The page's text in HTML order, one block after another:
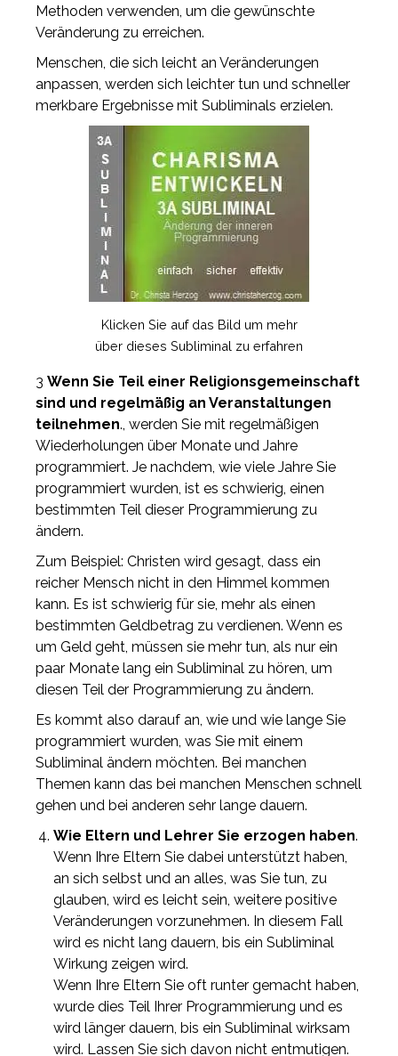
Methoden verwenden, um die gewünschte
Veränderung zu erreichen.
Menschen, die sich leicht an Veränderungen
anpassen, werden sich leichter tun und schneller
merkbare Ergebnisse mit Subliminals erzielen.
Klicken Sie auf das Bild um mehr
über dieses Subliminal zu erfahren
3 Wenn Sie Teil einer Religionsgemeinschaft
sind und regelmäßig an Veranstaltungen
teilnehmen., werden Sie mit regelmäßigen
Wiederholungen über Monate und Jahre
programmiert. Je nachdem, wie viele Jahre Sie
programmiert wurden, ist es schwierig, einen
bestimmten Teil dieser Programmierung zu
ändern.
Zum Beispiel: Christen wird gesagt, dass ein
reicher Mensch nicht in den Himmel kommen
kann. Es ist schwierig für sie, mehr als einen
bestimmten Geldbetrag zu verdienen. Wenn es
um Geld geht, müssen sie mehr tun, als nur ein
paar Monate lang ein Subliminal zu hören, um
diesen Teil der Programmierung zu ändern.
Es kommt also darauf an, wie und wie lange Sie
programmiert wurden, was Sie mit einem
Subliminal ändern möchten. Bei manchen
Themen kann das bei manchen Menschen schnell
gehen und bei anderen sehr lange dauern.
Wie Eltern und Lehrer Sie erzogen haben.
Wenn Ihre Eltern Sie dabei unterstützt haben,
an sich selbst und an alles, was Sie tun, zu
glauben, wird es leicht sein, weitere positive
Veränderungen vorzunehmen. In diesem Fall
wird es nicht lang dauern, bis ein Subliminal
Wirkung zeigen wird.
Wenn Ihre Eltern Sie oft runter gemacht haben,
wurde dies Teil Ihrer Programmierung und es
wird länger dauern, bis ein Subliminal wirksam
wird. Lassen Sie sich davon nicht entmutigen.